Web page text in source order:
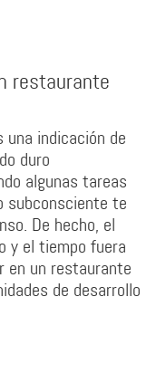
restaurante
una indicación de
duro
algunas tareas
subconsciente te
De hecho, el
y el tiempo fuera
en un restaurante
de desarrollo